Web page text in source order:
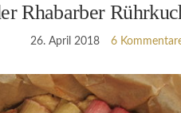
Rhabarber
26. April 2018 6